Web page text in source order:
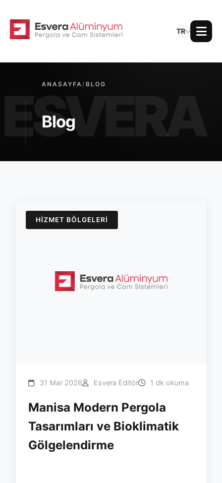
TR
ANASAYFA/ BLOG
Blog
HIZMET BÖLGELERI
31 Mar 2026 Esvera Editör 1 dk okuma
Manisa Modern Pergola
Tasarımları ve Bioklimatik
Gölgelendirme